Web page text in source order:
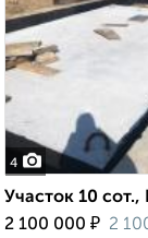
4
Участок 10
2 100 000 ₽ 2